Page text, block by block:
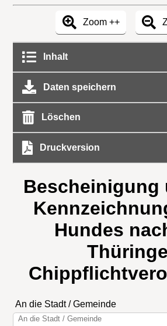
Zoom ++
Inhalt
Daten speichern
Löschen
Druckversion
Bescheinigung
Hundes
An die Stadt / Gemeinde